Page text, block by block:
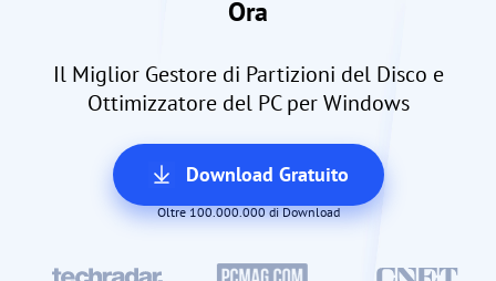
Ora
Il Miglior Gestore di Partizioni del Disco e
Ottimizzatore del PC per Windows
Download Gratuito
Oltre 100.000.000 di Download